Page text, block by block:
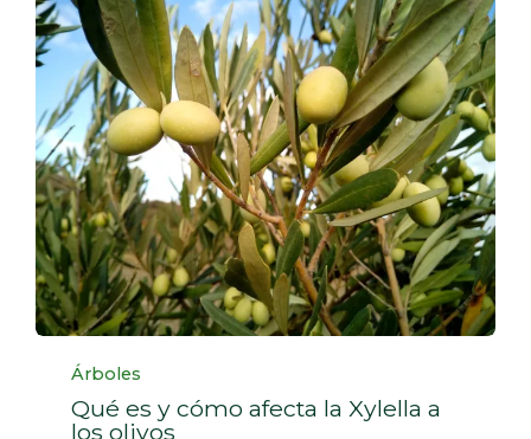
Category
Árboles
Qué es y cómo afecta la Xylella a
los olivos